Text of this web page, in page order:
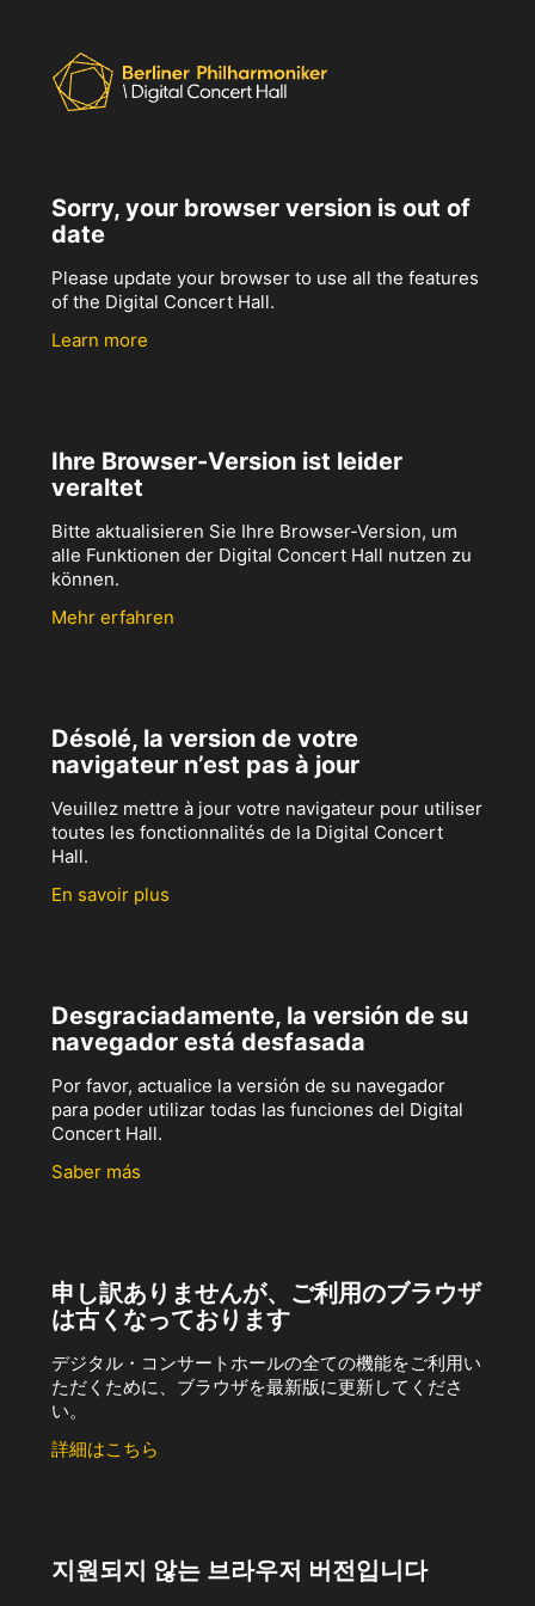
Sorry, your browser version is out of
date
Please update your browser to use all the features
of the Digital Concert Hall.
Learn more
Ihre Browser-Version ist leider
veraltet
Bitte aktualisieren Sie Ihre Browser-Version, um
alle Funktionen der Digital Concert Hall nutzen zu
können.
Mehr erfahren
Désolé, la version de votre
navigateur n’est pas à jour
Veuillez mettre à jour votre navigateur pour utiliser
toutes les fonctionnalités de la Digital Concert
Hall.
En savoir plus
Desgraciadamente, la versión de su
navegador está desfasada
Por favor, actualice la versión de su navegador
para poder utilizar todas las funciones del Digital
Concert Hall.
Saber más
申し訳ありませんが、ご利用のブラウザ
は古くなっております
デジタル・コンサートホールの全ての機能をご利用い
ただくために、ブラウザを最新版に更新してくださ
い。
詳細はこちら
지원되지 않는 브라우저 버전입니다